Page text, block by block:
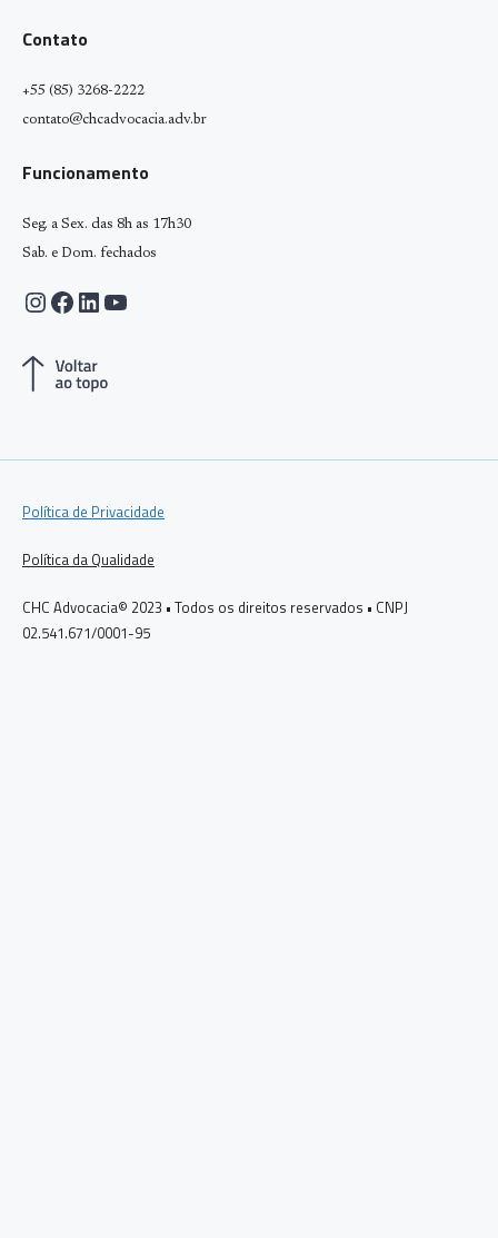
Contato
+55 (85) 3268-2222
contato@chcadvocacia.adv.br
Funcionamento
Seg. a Sex. das 8h as 17h30
Sab. e Dom. fechados
Instagram
Facebook
LinkedIn
Youtube
Política de Privacidade
Política da Qualidade
CHC Advocacia© 2023 • Todos os direitos reservados • CNPJ
02.541.671/0001-95